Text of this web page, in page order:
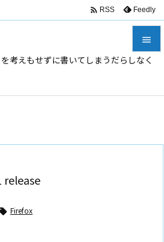
考えもせずに書いてしまうだらしなく



 RSS Feedly
release
Firefox